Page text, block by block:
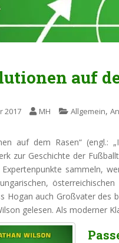
auf
2017 MH Allgemein,
auf dem Rasen“ (engl.:
zur Geschichte der
sammeln,
Hogan auch Großvater des
gelesen. Als moderner